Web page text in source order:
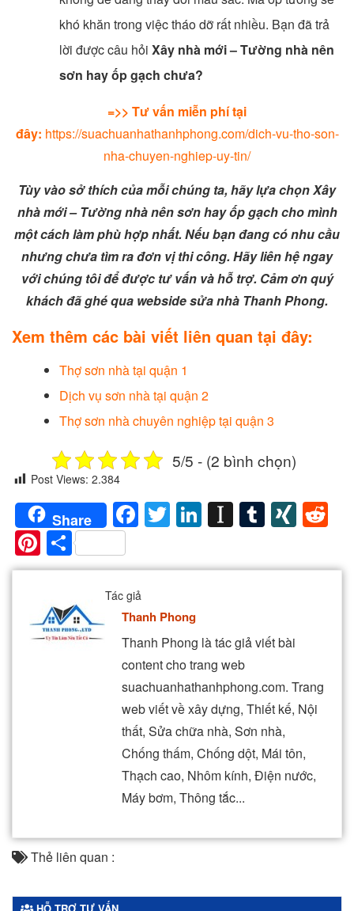
khó khăn trong việc tháo dỡ rất nhiều. Bạn đã trả
lời được câu hỏi Xây nhà mới – Tường nhà nên
sơn hay ốp gạch chưa?
=>> Tư vấn miễn phí tại
đây: https://suachuanhathanhphong.com/dich-vu-tho-son-
nha-chuyen-nghiep-uy-tin/
Tùy vào sở thích của mỗi chúng ta, hãy lựa chọn Xây
nhà mới – Tường nhà nên sơn hay ốp gạch cho mình
một cách làm phù hợp nhất. Nếu bạn đang có nhu cầu
nhưng chưa tìm ra đơn vị thi công. Hãy liên hệ ngay
với chúng tôi để được tư vấn và hỗ trợ. Cảm ơn quý
khách đã ghé qua webside sửa nhà Thanh Phong.
Xem thêm các bài viết liên quan tại đây:
Thợ sơn nhà tại quận 1
Dịch vụ sơn nhà tại quận 2
Thợ sơn nhà chuyên nghiệp tại quận 3
5/5 - (2 bình chọn)
Post Views: 2.384
Share Facebook
TwitterLinkedIn
Instapaper
Tumblr
Pinterest
Share
Tác giả
Thanh Phong
Thanh Phong là tác giả viết bài
content cho trang web
suachuanhathanhphong.com. Trang
web viết về xây dựng, Thiết kế, Nội
thất, Sửa chữa nhà, Sơn nhà,
Chống thấm, Chống dột, Mái tôn,
Thạch cao, Nhôm kính, Điện nước,
Máy bơm, Thông tắc...
Thẻ liên quan :